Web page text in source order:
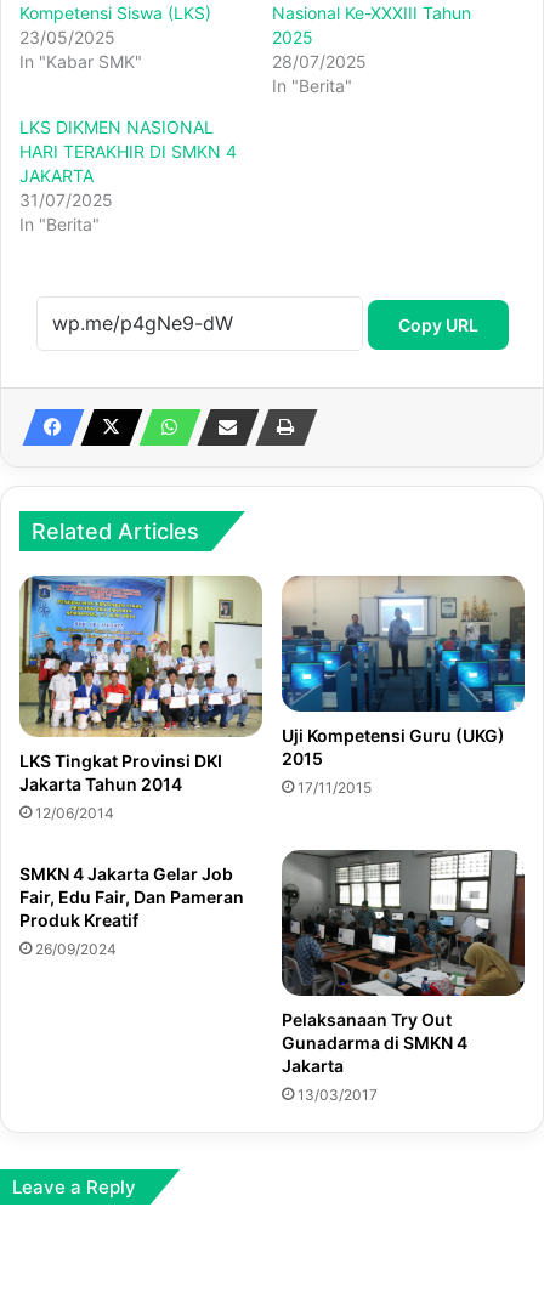
Kompetensi Siswa (LKS)
23/05/2025
In "Kabar SMK"
Nasional Ke-XXXIII Tahun
2025
28/07/2025
In "Berita"
LKS DIKMEN NASIONAL
HARI TERAKHIR DI SMKN 4
JAKARTA
31/07/2025
In "Berita"
Copy URL
Related Articles
LKS Tingkat Provinsi DKI
Jakarta Tahun 2014
12/06/2014
Uji Kompetensi Guru (UKG)
2015
17/11/2015
SMKN 4 Jakarta Gelar Job
Fair, Edu Fair, Dan Pameran
Produk Kreatif
26/09/2024
Pelaksanaan Try Out
Gunadarma di SMKN 4
Jakarta
13/03/2017
Leave a Reply